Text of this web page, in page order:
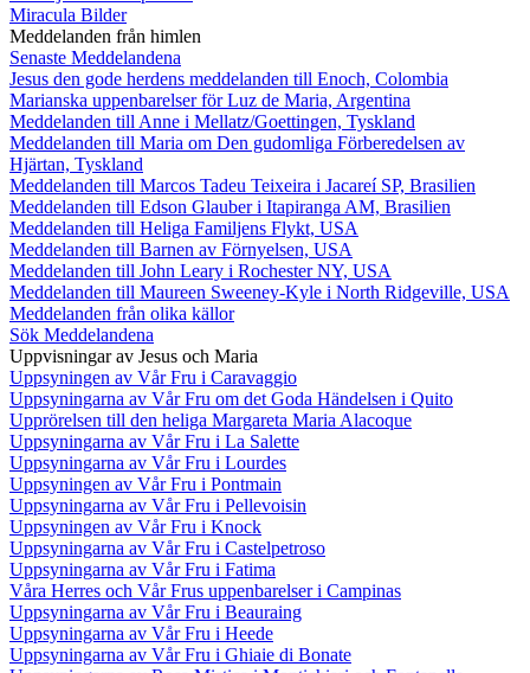
Miracula Bilder
Meddelanden från himlen
Senaste Meddelandena
Jesus den gode herdens meddelanden till Enoch, Colombia
Marianska uppenbarelser för Luz de Maria, Argentina
Meddelanden till Anne i Mellatz/Goettingen, Tyskland
Meddelanden till Maria om Den gudomliga Förberedelsen av
Hjärtan, Tyskland
Meddelanden till Marcos Tadeu Teixeira i Jacareí SP, Brasilien
Meddelanden till Edson Glauber i Itapiranga AM, Brasilien
Meddelanden till Heliga Familjens Flykt, USA
Meddelanden till Barnen av Förnyelsen, USA
Meddelanden till John Leary i Rochester NY, USA
Meddelanden till Maureen Sweeney-Kyle i North Ridgeville, USA
Meddelanden från olika källor
Sök Meddelandena
Uppvisningar av Jesus och Maria
Uppsyningen av Vår Fru i Caravaggio
Uppsyningarna av Vår Fru om det Goda Händelsen i Quito
Upprörelsen till den heliga Margareta Maria Alacoque
Uppsyningarna av Vår Fru i La Salette
Uppsyningarna av Vår Fru i Lourdes
Uppsyningen av Vår Fru i Pontmain
Uppsyningarna av Vår Fru i Pellevoisin
Uppsyningen av Vår Fru i Knock
Uppsyningarna av Vår Fru i Castelpetroso
Uppsyningarna av Vår Fru i Fatima
Våra Herres och Vår Frus uppenbarelser i Campinas
Uppsyningarna av Vår Fru i Beauraing
Uppsyningarna av Vår Fru i Heede
Uppsyningarna av Vår Fru i Ghiaie di Bonate